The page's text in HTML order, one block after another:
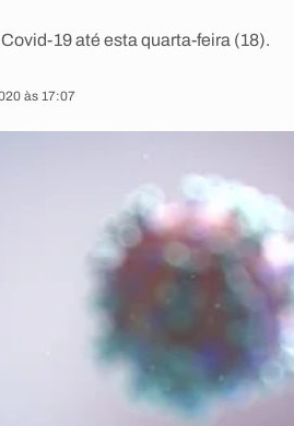
19 até esta quarta-feira (18).
às 17:07